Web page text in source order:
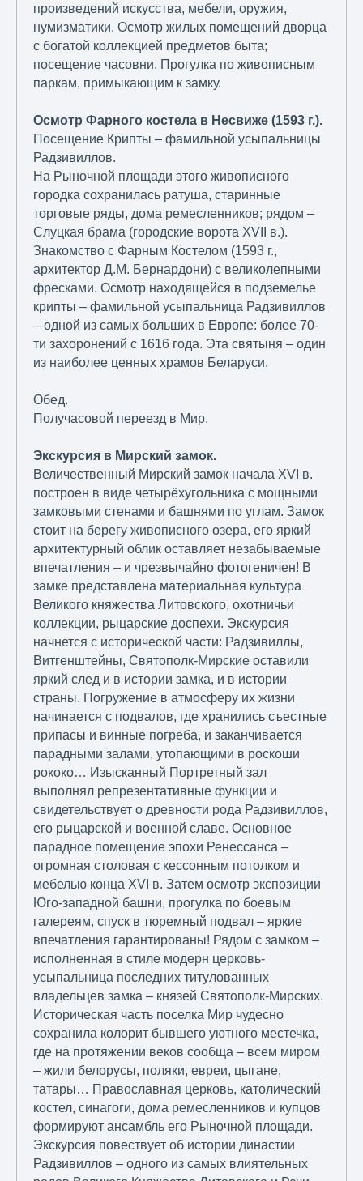
произведений искусства, мебели, оружия,
нумизматики. Осмотр жилых помещений дворца
с богатой коллекцией предметов быта;
посещение часовни. Прогулка по живописным
паркам, примыкающим к замку.
Осмотр Фарного костела в Несвиже (1593 г.).
Посещение Крипты – фамильной усыпальницы
Радзивиллов.
На Рыночной площади этого живописного
городка сохранилась ратуша, старинные
торговые ряды, дома ремесленников; рядом –
Слуцкая брама (городские ворота XVII в.).
Знакомство с Фарным Костелом (1593 г.,
архитектор Д.М. Бернардони) с великолепными
фресками. Осмотр находящейся в подземелье
крипты – фамильной усыпальница Радзивиллов
– одной из самых больших в Европе: более 70-
ти захоронений с 1616 года. Эта святыня – один
из наиболее ценных храмов Беларуси.
Обед.
Получасовой переезд в Мир.
Экскурсия в Мирский замок.
Величественный Мирский замок начала XVI в.
построен в виде четырёхугольника с мощными
замковыми стенами и башнями по углам. Замок
стоит на берегу живописного озера, его яркий
архитектурный облик оставляет незабываемые
впечатления – и чрезвычайно фотогеничен! В
замке представлена материальная культура
Великого княжества Литовского, охотничьи
коллекции, рыцарские доспехи. Экскурсия
начнется с исторической части: Радзивиллы,
Витгенштейны, Святополк-Мирские оставили
яркий след и в истории замка, и в истории
страны. Погружение в атмосферу их жизни
начинается с подвалов, где хранились съестные
припасы и винные погреба, и заканчивается
парадными залами, утопающими в роскоши
рококо… Изысканный Портретный зал
выполнял репрезентативные функции и
свидетельствует о древности рода Радзивиллов,
его рыцарской и военной славе. Основное
парадное помещение эпохи Ренессанса –
огромная столовая с кессонным потолком и
мебелью конца XVI в. Затем осмотр экспозиции
Юго-западной башни, прогулка по боевым
галереям, спуск в тюремный подвал – яркие
впечатления гарантированы! Рядом с замком –
исполненная в стиле модерн церковь-
усыпальница последних титулованных
владельцев замка – князей Святополк-Мирских.
Историческая часть поселка Мир чудесно
сохранила колорит бывшего уютного местечка,
где на протяжении веков сообща – всем миром
– жили белорусы, поляки, евреи, цыгане,
татары… Православная церковь, католический
костел, синагоги, дома ремесленников и купцов
формируют ансамбль его Рыночной площади.
Экскурсия повествует об истории династии
Радзивиллов – одного из самых влиятельных